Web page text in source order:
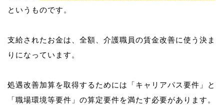
というものです。
支給されたお金は、全額、介護職員の賃金改善に使う決ま
りになっています。
処遇改善加算を取得するためには「キャリアパス要件」と
「職場環境等要件」の算定要件を満たす必要があります。